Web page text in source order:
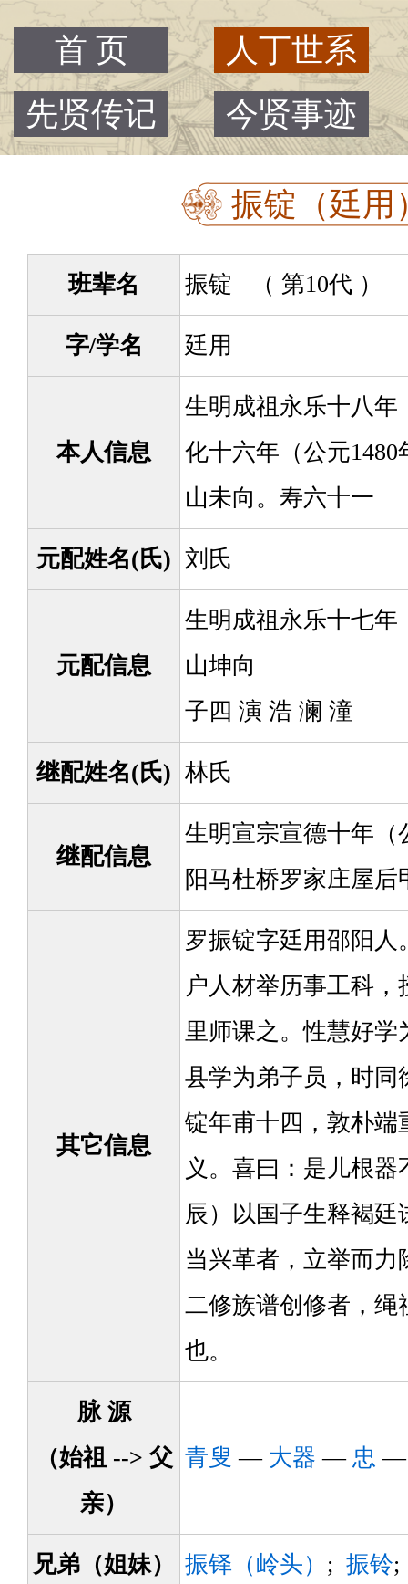
首 页
人丁世系
先贤传记
今贤事迹
振锭（廷用
班辈名 振锭 （ 第10代 ）
字/学名 廷用
本人信息
生明成祖永乐十八年
化十六年（公元
山未向。寿六十一
元配姓名(氏) 刘氏
元配信息
生明成祖永乐十七年
山坤向
子四 演 浩 澜 潼
继配姓名(氏) 林氏
继配信息
生明宣宗宣德十年（
阳马杜桥罗家庄屋后
其它信息
罗振锭字廷用邵阳人
户人材举历事工科
里师课之。性慧好学
县学为弟子员，时同
锭年甫十四，敦朴端
义。喜曰：是儿根
辰）以国子生释褐
当兴革者，立举而
二修族谱创修者，绳
也。
脉 源
（始祖 --> 父
亲）
青叟 — 大器 — 忠
兄弟（姐妹） 振铎（岭头） ; 振铃